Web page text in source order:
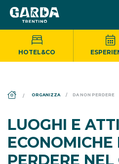
HOTEL&CO
DS_BREADCRUMB.HOME
ORGANIZZA DA NON PERDERE
LUOGHI E
ECONOMICHE